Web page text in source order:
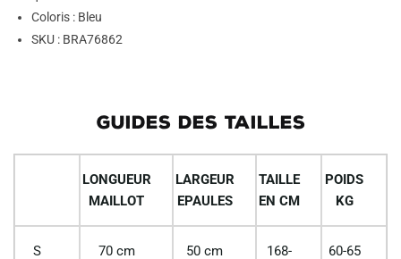
Coloris : Bleu
SKU : BRA76862
GUIDES DES TAILLES
LONGUEUR
MAILLOT
LARGEUR
EPAULES
TAILLE
EN CM
POIDS
KG
S 70 cm 50 cm
168-
60-65